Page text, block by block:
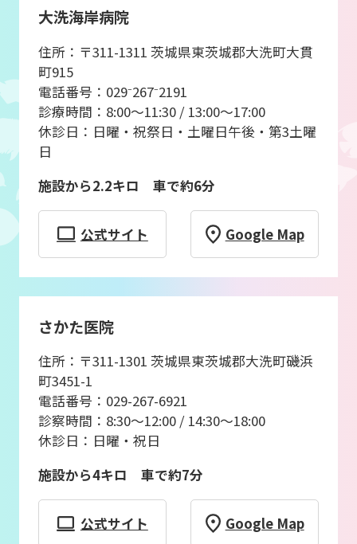
大洗海岸病院
住所：〒311-1311 茨城県東茨城郡大洗町大貫
町915
電話番号：029⁻267⁻2191
診療時間：8:00～11:30 / 13:00～17:00
休診日：日曜・祝祭日・土曜日午後・第3土曜
日
施設から2.2キロ 車で約6分
公式サイト Google Map
さかた医院
住所：〒311-1301 茨城県東茨城郡大洗町磯浜
町3451-1
電話番号：029-267-6921
診察時間：8:30～12:00 / 14:30～18:00
休診日：日曜・祝日
施設から4キロ 車で約7分
公式サイト Google Map